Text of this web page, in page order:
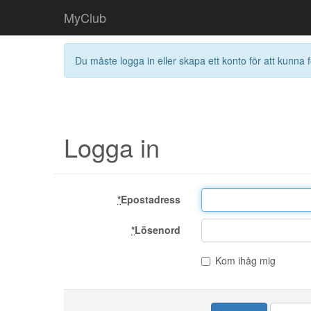
MyClub
Du måste logga in eller skapa ett konto för att kunna
Logga in
*Epostadress
*Lösenord
Kom ihåg mig